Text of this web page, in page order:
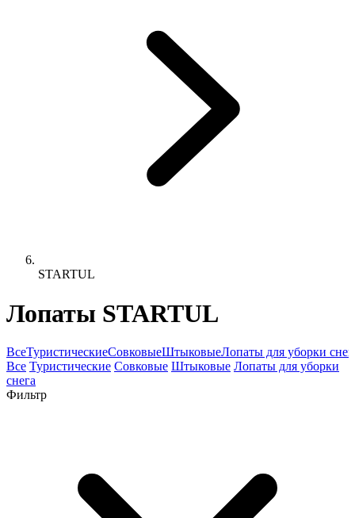
STARTUL
Лопаты STARTUL
ВсеТуристическиеСовковыеШтыковыеЛопаты для уборки
Все Туристические Совковые Штыковые Лопаты для уборки
снега
Фильтр